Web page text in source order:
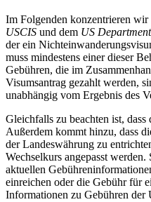
Im Folgenden konzentrieren
USCIS und dem US
der ein
muss mindestens einer dieser
Gebühren, die im
Visumsantrag gezahlt werden,
unabhängig vom Ergebnis des
Gleichfalls zu beachten ist,
Außerdem kommt hinzu, dass
der Landeswährung zu
Wechselkurs angepasst
aktuellen
einreichen oder die Gebühr für
Informationen zu Gebühren der